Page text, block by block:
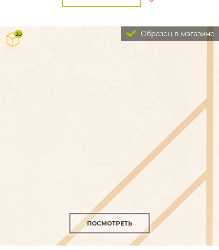
Образец в магазине
ПОСМОТРЕТЬ